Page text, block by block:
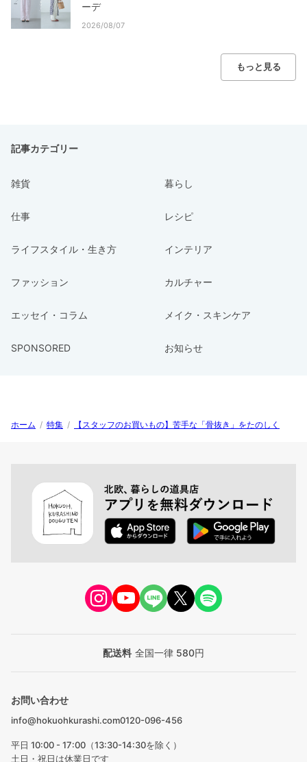
ーデ
2026/08/07
もっと見る
記事カテゴリー
雑貨 暮らし
仕事 レシピ
ライフスタイル・生き方 インテリア
ファッション カルチャー
エッセイ・コラム メイク・スキンケア
SPONSORED お知らせ
ホーム / 特集 / 【スタッフのお買いもの】苦手な「骨抜き」をたのしく
配送料 全国一律 580円
お問い合わせ
info@hokuohkurashi.com0120-096-456
平日 10:00 - 17:00（13:30-14:30を除く）
土日・祝日は休業日です